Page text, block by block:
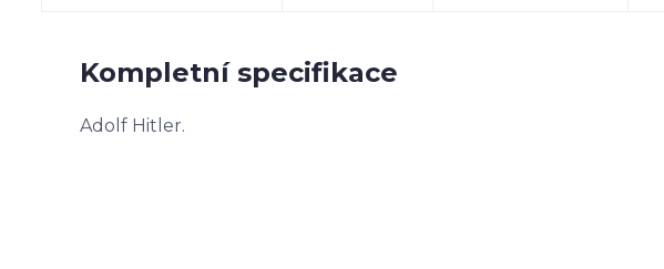
Kompletní specifikace
Adolf Hitler.